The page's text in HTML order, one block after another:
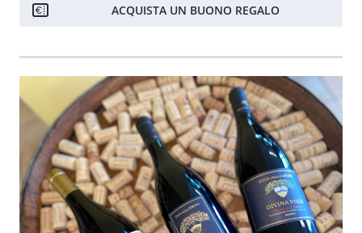
ACQUISTA UN BUONO REGALO